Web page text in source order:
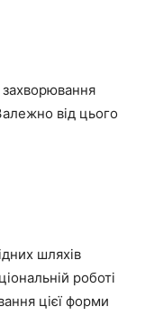
від цього
шляхів
роботі
цієї форми